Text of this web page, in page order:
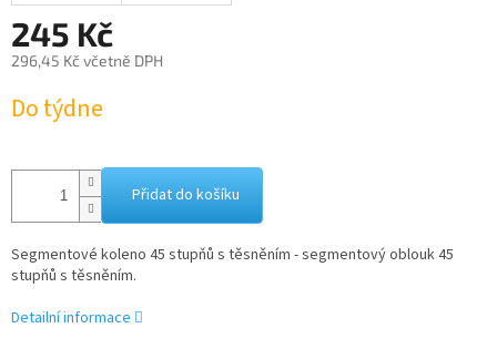
245 Kč
296,45 Kč včetně DPH
cena:
Do týdne
Přidat do košíku
Segmentové koleno 45 stupňů s těsněním - segmentový oblouk 45
stupňů s těsněním.
Detailní informace